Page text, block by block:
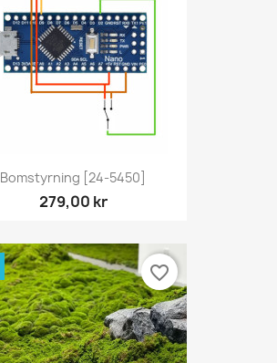
Bomstyrning [24-5450]
279,00 kr
favorite_border